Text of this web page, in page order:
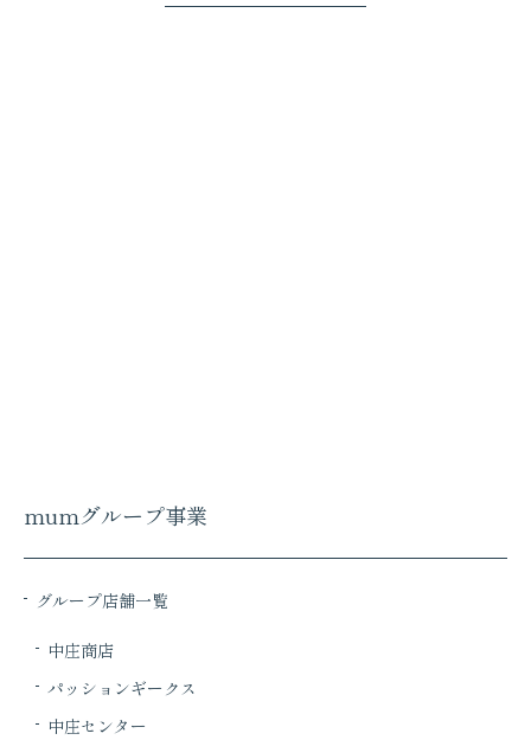
mumグループ事業
グループ店舗一覧
中庄商店
パッションギークス
中庄センター